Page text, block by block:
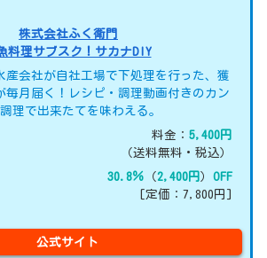
株式会社ふく衛門
料理サブスク！サカナDIY
産会社が自社工場で下処理を行った、獲
毎月届く！レシピ・調理動画付きのカン
理で出来たてを味わえる。
料金：5,400円
（送料無料・税込）
30.8％
（2,400円）OFF
[定価：7,800円]
公式サイト